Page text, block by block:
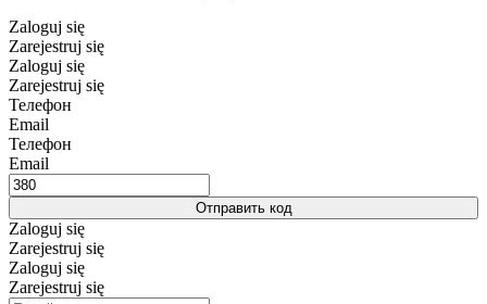
Zaloguj się
Zarejestruj się
Zaloguj się
Zarejestruj się
Телефон
Email
Телефон
Email
Отправить код
Zaloguj się
Zarejestruj się
Zaloguj się
Zarejestruj się